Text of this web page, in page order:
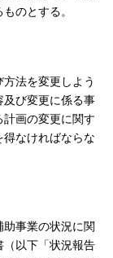
のとする。
法を変更しよう
及び変更に係る事
画の変更に関す
なければならな
事業の状況に関
（以下「状況報告